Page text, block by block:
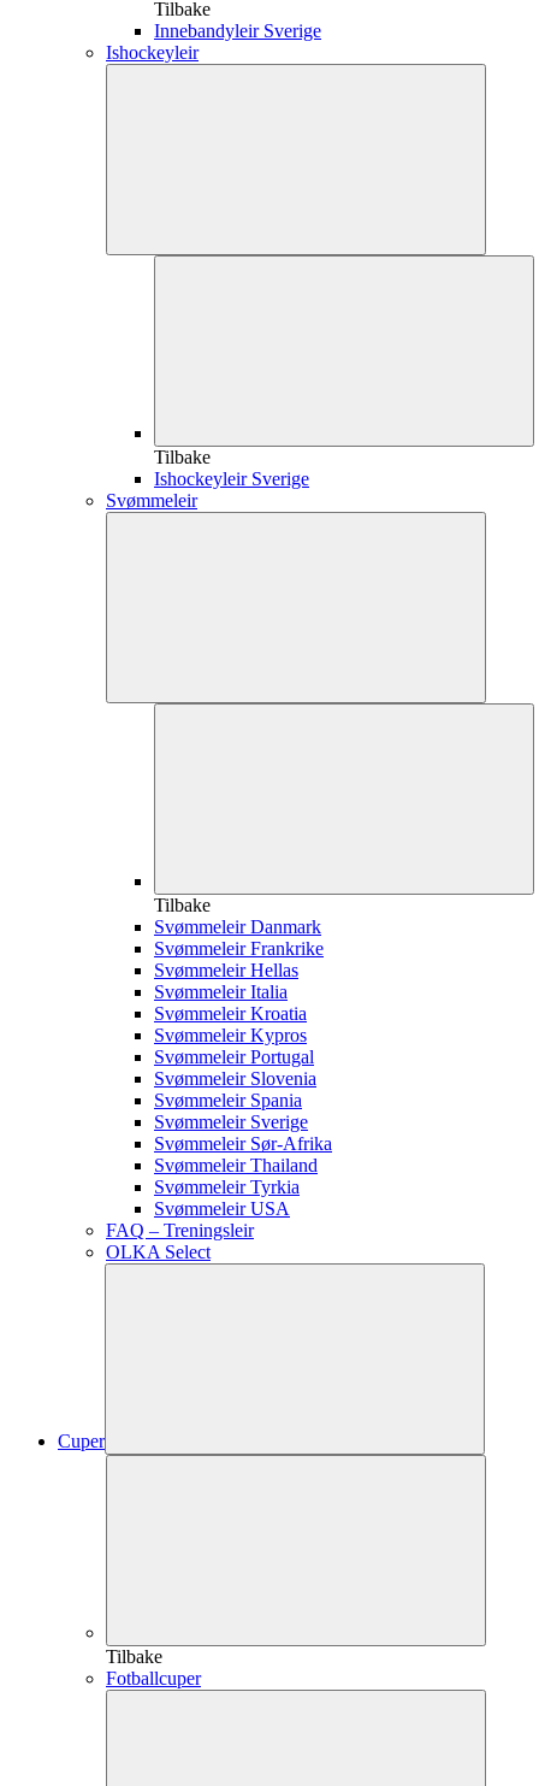
Tilbake
Innebandyleir Sverige
Ishockeyleir
Tilbake
Ishockeyleir Sverige
Svømmeleir
Tilbake
Svømmeleir Danmark
Svømmeleir Frankrike
Svømmeleir Hellas
Svømmeleir Italia
Svømmeleir Kroatia
Svømmeleir Kypros
Svømmeleir Portugal
Svømmeleir Slovenia
Svømmeleir Spania
Svømmeleir Sverige
Svømmeleir Sør-Afrika
Svømmeleir Thailand
Svømmeleir Tyrkia
Svømmeleir USA
FAQ – Treningsleir
OLKA Select
Cuper
Tilbake
Fotballcuper